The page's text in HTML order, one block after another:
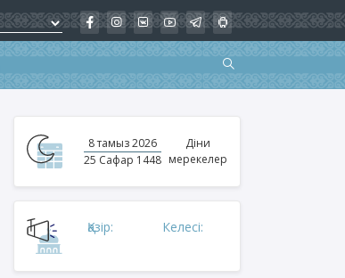
8 тамыз 2026
25 Сафар 1448
Діни
мерекелер
Қазір: Келесі: